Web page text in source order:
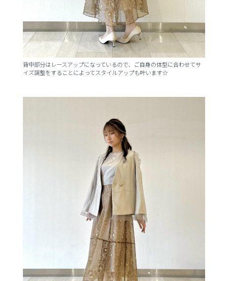
背中部分はレースアップになっているので、ご自身の体型に合わせてサ
イズ調整をすることによってスタイルアップも叶います☆